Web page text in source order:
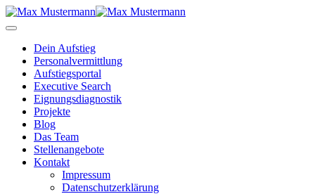
Dein Aufstieg
Personal­vermittlung
Aufstiegsportal
Executive Search
Eignungs­diagnostik
Projekte
Blog
Das Team
Stellenangebote
Kontakt
Impressum
Datenschutzerklärung